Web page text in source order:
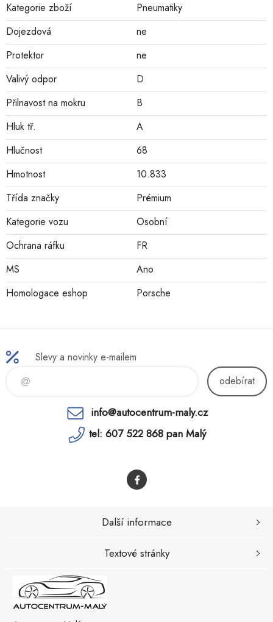
Kategorie zboží
Pneumatiky
Dojezdová
ne
Protektor
ne
Valivý odpor
D
Přilnavost na mokru
B
Hluk tř.
A
Hlučnost
68
Hmotnost
10.833
Třída značky
Prémium
Kategorie vozu
Osobní
Ochrana ráfku
FR
MS
Ano
Homologace eshop
Porsche
Slevy a novinky e-mailem
odebírat
info@autocentrum-maly.cz
tel: 607 522 868 pan Malý
Další informace
Textové stránky